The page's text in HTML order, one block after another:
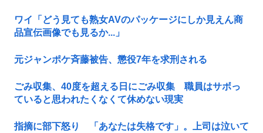
ワイ「どう見ても熟女AVのパッケージにしか見えん商
品宣伝画像でも見るか...」
元ジャンポケ斉藤被告、懲役7年を求刑される
ごみ収集、40度を超える日にごみ収集 職員はサボっ
ていると思われたくなくて休めない現実
指摘に部下怒り 「あなたは失格です」。上司は泣いて